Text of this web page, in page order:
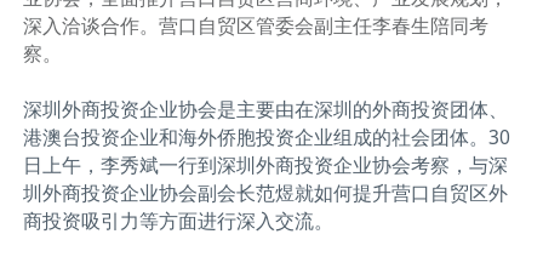
深入洽谈合作。营口自贸区管委会副主任李春生陪同考
察。
深圳外商投资企业协会是主要由在深圳的外商投资团体、
港澳台投资企业和海外侨胞投资企业组成的社会团体。30
日上午，李秀斌一行到深圳外商投资企业协会考察，与深
圳外商投资企业协会副会长范煜就如何提升营口自贸区外
商投资吸引力等方面进行深入交流。